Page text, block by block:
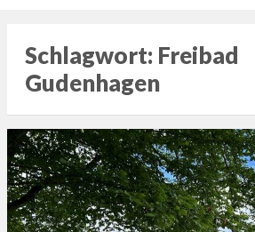
Schlagwort: Freibad
Gudenhagen